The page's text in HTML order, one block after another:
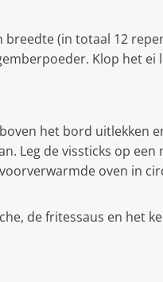
(in totaal 12
Klop het ei
het bord uitlekken
Leg de vissticks op een
oven in
de fritessaus en het